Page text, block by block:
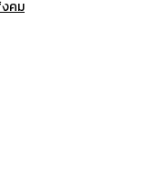
คม